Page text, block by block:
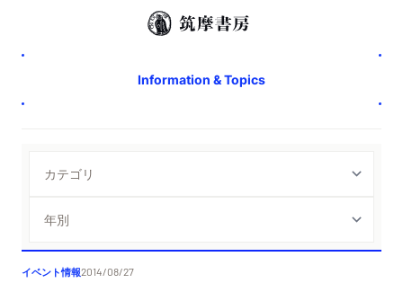
Information & Topics
イベント情報2014/08/27